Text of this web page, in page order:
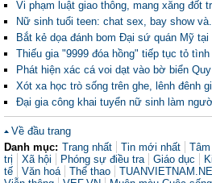
Vi phạm luật giao thông, mang xăng đốt
Nữ sinh tuổi teen: chat sex, bay show
Bắt kẻ dọa đánh bom Đại sứ quán Mỹ tại
Thiếu gia "9999 đóa hồng" tiếp tục tỏ
Phát hiện xác cá voi dạt vào bờ biển
Xót xa học trò sống trên ghe, lênh đênh
Đại gia công khai tuyển nữ sinh làm
Về đầu trang
Danh mục: Trang nhất Tin mới nhất
trị
Xã hội Phóng sự điều tra Giáo dục
tế
Văn hoá Thể thao